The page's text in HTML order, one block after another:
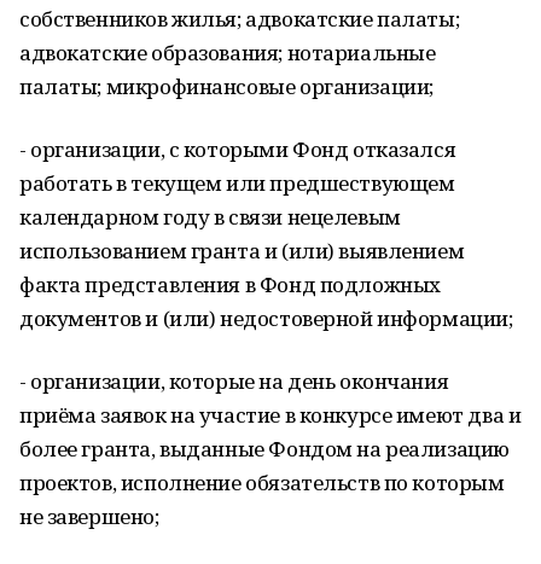
собственников жилья; адвокатские палаты;
адвокатские образования; нотариальные
палаты; микрофинансовые организации;
- организации, с которыми Фонд отказался
работать в текущем или предшествующем
календарном году в связи нецелевым
использованием гранта и (или) выявлением
факта представления в Фонд подложных
документов и (или) недостоверной информации;
- организации, которые на день окончания
приёма заявок на участие в конкурсе имеют два и
более гранта, выданные Фондом на реализацию
проектов, исполнение обязательств по которым
не завершено;